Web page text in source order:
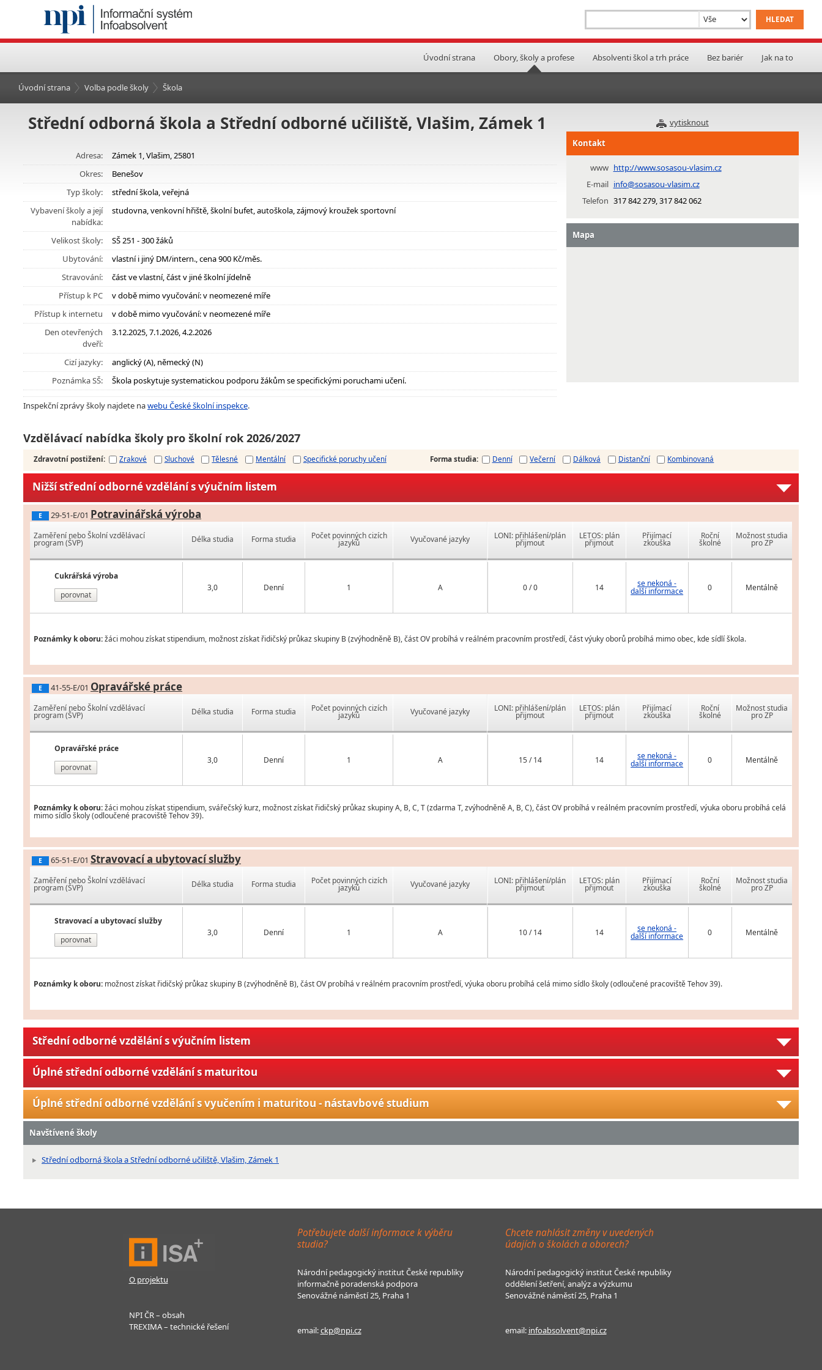
Úvodní strana Obory, školy a profese Absolventi škol a trh práce Bez bariér Jak na to
Úvodní strana Volba podle školy Škola
vytisknout
Střední odborná škola a Střední odborné učiliště, Vlašim, Zámek 1
Adresa:
Zámek 1, Vlašim, 25801
Okres:
Benešov
Typ školy:
střední škola, veřejná
Vybavení školy a její
nabídka:
studovna, venkovní hřiště, školní bufet, autoškola, zájmový kroužek sportovní
Velikost školy:
SŠ 251 - 300 žáků
Ubytování:
vlastní i jiný DM/intern., cena 900 Kč/měs.
Stravování:
část ve vlastní, část v jiné školní jídelně
Přístup k PC
v době mimo vyučování: v neomezené míře
Přístup k internetu
v době mimo vyučování: v neomezené míře
Den otevřených
dveří:
3.12.2025, 7.1.2026, 4.2.2026
Cizí jazyky:
anglický (A), německý (N)
Poznámka SŠ:
Škola poskytuje systematickou podporu žákům se specifickými poruchami učení.
Inspekční zprávy školy najdete nawebu České školní inspekce.
Kontakt
www http://www.sosasou-vlasim.cz
E-mail info@sosasou-vlasim.cz
Telefon 317 842 279, 317 842 062
Mapa
Vzdělávací nabídka školy pro školní rok 2026/2027
Zdravotní postižení: Zrakové Sluchové Tělesné Mentální Specifické poruchy učení Forma studia: Denní Večerní Dálková Distanční Kombinovaná
Nižší střední odborné vzdělání s výučním listem
E 29-51-E/01 Potravinářská výroba
Zaměření nebo Školní vzdělávací
program (ŠVP)
Cukrářská výroba
porovnat
Délka studia Forma studia Počet povinných cizích
jazyků Vyučované jazyky
3,0 Denní 1 A
LONI: přihlášení/plán
přijmout
LETOS: plán
přijmout
Přijímací
zkouška
Roční
školné
Možnost studia
pro ZP
0 / 0 14 se nekoná -
další informace 0 Mentálně
Poznámky k oboru:žáci mohou získat stipendium, možnost získat řidičský průkaz skupiny B (zvýhodněně B), část OV probíhá v reálném pracovním prostředí, část výuky oborů probíhá mimo obec, kde sídlí škola.
E 41-55-E/01 Opravářské práce
Zaměření nebo Školní vzdělávací
program (ŠVP)
Opravářské práce
porovnat
Délka studia Forma studia Počet povinných cizích
jazyků Vyučované jazyky
3,0 Denní 1 A
LONI: přihlášení/plán
přijmout
LETOS: plán
přijmout
Přijímací
zkouška
Roční
školné
Možnost studia
pro ZP
15 / 14 14 se nekoná -
další informace 0 Mentálně
Poznámky k oboru:žáci mohou získat stipendium, svářečský kurz, možnost získat řidičský průkaz skupiny A, B, C, T (zdarma T, zvýhodněně A, B, C), část OV probíhá v reálném pracovním prostředí, výuka oboru probíhá celá
mimo sídlo školy (odloučené pracoviště Tehov 39).
E 65-51-E/01 Stravovací a ubytovací služby
Zaměření nebo Školní vzdělávací
program (ŠVP)
Stravovací a ubytovací služby
porovnat
Délka studia Forma studia Počet povinných cizích
jazyků Vyučované jazyky
3,0 Denní 1 A
LONI: přihlášení/plán
přijmout
LETOS: plán
přijmout
Přijímací
zkouška
Roční
školné
Možnost studia
pro ZP
10 / 14 14 se nekoná -
další informace 0 Mentálně
Poznámky k oboru: možnost získat řidičský průkaz skupiny B (zvýhodněně B), část OV probíhá v reálném pracovním prostředí, výuka oboru probíhá celá mimo sídlo školy (odloučené pracoviště Tehov 39).
Střední odborné vzdělání s výučním listem
Úplné střední odborné vzdělání s maturitou
Úplné střední odborné vzdělání s vyučením i maturitou - nástavbové studium
Navštívené školy
Střední odborná škola a Střední odborné učiliště, Vlašim, Zámek 1
O projektu
NPI ČR – obsah
TREXIMA – technické řešení
Potřebujete další informace k výběru
studia?
Národní pedagogický institut České republiky
informačně poradenská podpora
Senovážné náměstí 25, Praha 1
email:ckp@npi.cz
Chcete nahlásit změny v uvedených
údajích o školách a oborech?
Národní pedagogický institut České republiky
oddělení šetření, analýz a výzkumu
Senovážné náměstí 25, Praha 1
email: infoabsolvent@npi.cz